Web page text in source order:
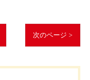
次のページ >